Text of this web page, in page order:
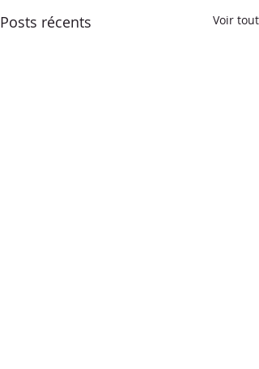
Posts récents Voir tout